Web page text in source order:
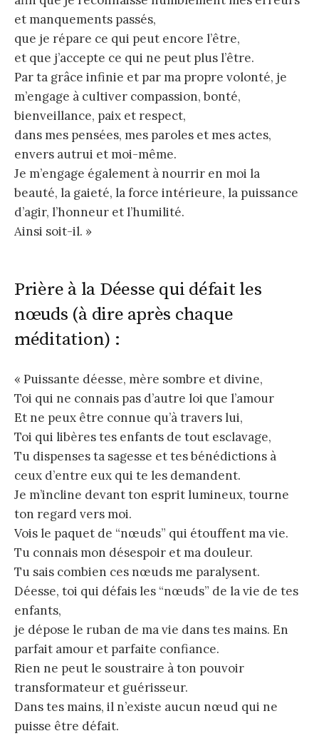
et manquements passés,
que je répare ce qui peut encore l’être,
et que j’accepte ce qui ne peut plus l’être.
Par ta grâce infinie et par ma propre volonté, je
m’engage à cultiver compassion, bonté,
bienveillance, paix et respect,
dans mes pensées, mes paroles et mes actes,
envers autrui et moi-même.
Je m’engage également à nourrir en moi la
beauté, la gaieté, la force intérieure, la puissance
d’agir, l’honneur et l’humilité.
Ainsi soit-il. »
Prière à la Déesse qui défait les
nœuds (à dire après chaque
méditation) :
« Puissante déesse, mère sombre et divine,
Toi qui ne connais pas d’autre loi que l’amour
Et ne peux être connue qu’à travers lui,
Toi qui libères tes enfants de tout esclavage,
Tu dispenses ta sagesse et tes bénédictions à
ceux d’entre eux qui te les demandent.
Je m’incline devant ton esprit lumineux, tourne
ton regard vers moi.
Vois le paquet de “nœuds” qui étouffent ma vie.
Tu connais mon désespoir et ma douleur.
Tu sais combien ces nœuds me paralysent.
Déesse, toi qui défais les “nœuds” de la vie de tes
enfants,
je dépose le ruban de ma vie dans tes mains. En
parfait amour et parfaite confiance.
Rien ne peut le soustraire à ton pouvoir
transformateur et guérisseur.
Dans tes mains, il n’existe aucun nœud qui ne
puisse être défait.